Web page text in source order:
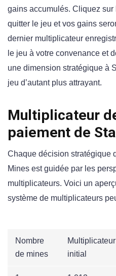
gains accumulés. Cliquez sur
quitter le jeu et vos gains
dernier multiplicateur
le jeu à votre convenance et
une dimension stratégique à
jeu d’autant plus attrayant.
Multiplicateur
paiement de
Chaque décision stratégique
Mines est guidée par les
multiplicateurs. Voici un
système de multiplicateurs
Nombre
de mines
Multiplicateur
initial